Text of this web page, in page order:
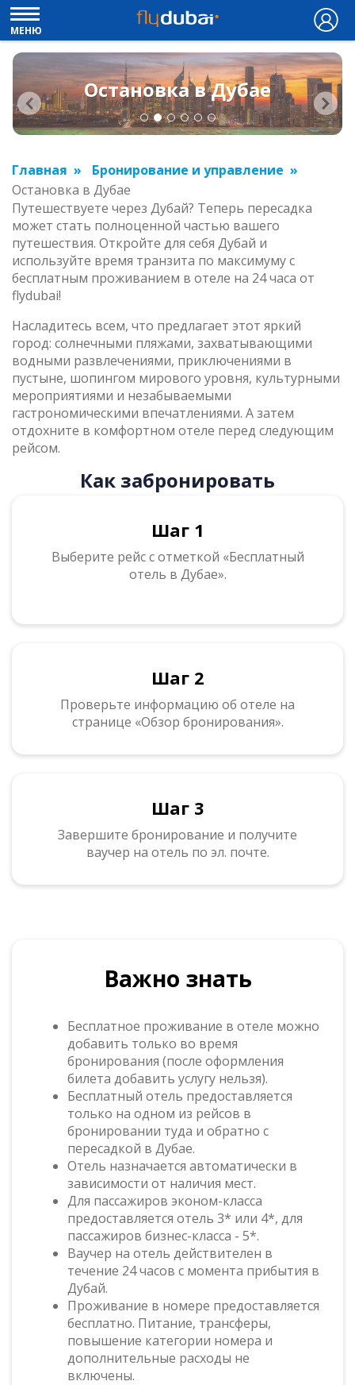
МЕНЮ
Остановка в Дубае
Главная
Бронирование и управление
Остановка в Дубае
Путешествуете через Дубай? Теперь пересадка
может стать полноценной частью вашего
путешествия. Откройте для себя Дубай и
используйте время транзита по максимуму с
бесплатным проживанием в отеле на 24 часа от
flydubai!
Насладитесь всем, что предлагает этот яркий
город: солнечными пляжами, захватывающими
водными развлечениями, приключениями в
пустыне, шопингом мирового уровня, культурными
мероприятиями и незабываемыми
гастрономическими впечатлениями. А затем
отдохните в комфортном отеле перед следующим
рейсом.
Как забронировать
Шаг 1
Выберите рейс с отметкой «Бесплатный
отель в Дубае».
Шаг 2
Проверьте информацию об отеле на
странице «Обзор бронирования».
Шаг 3
Завершите бронирование и получите
ваучер на отель по эл. почте.
Важно знать
Бесплатное проживание в отеле можно
добавить только во время
бронирования (после оформления
билета добавить услугу нельзя).
Бесплатный отель предоставляется
только на одном из рейсов в
бронировании туда и обратно с
пересадкой в Дубае.
Отель назначается автоматически в
зависимости от наличия мест.
Для пассажиров эконом-класса
предоставляется отель 3* или 4*, для
пассажиров бизнес-класса - 5*.
Ваучер на отель действителен в
течение 24 часов с момента прибытия в
Дубай.
Проживание в номере предоставляется
бесплатно. Питание, трансферы,
повышение категории номера и
дополнительные расходы не
включены.